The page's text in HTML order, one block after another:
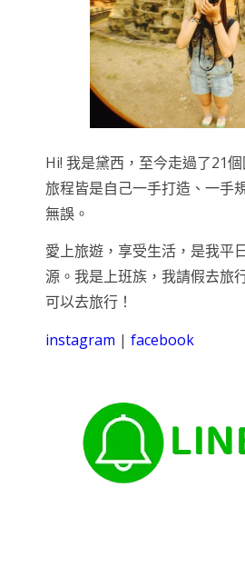
Hi! 我是黛西，至今走過了21
旅程皆是自己一手打造、一手
無誤。
愛上旅遊，享受生活，是我平
源。我是上班族，我請假去旅
可以去旅行！
instagram | facebook